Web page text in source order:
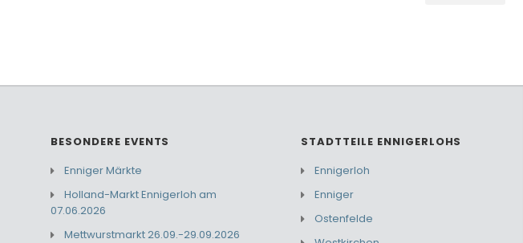
BESONDERE EVENTS
Enniger Märkte
Holland-Markt Ennigerloh am
07.06.2026
Mettwurstmarkt 26.09.-29.09.2026
STADTTEILE ENNIGERLOHS
Ennigerloh
Enniger
Ostenfelde